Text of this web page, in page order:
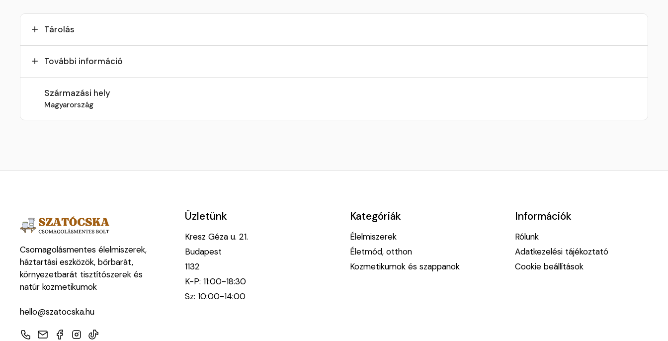
Tárolás
További információ
Származási hely
Magyarország
Csomagolásmentes élelmiszerek,
háztartási eszközök, bőrbarát,
környezetbarát tisztítószerek és
natúr kozmetikumok
hello@szatocska.hu
Üzletünk
Kresz Géza u. 21.
Budapest
1132
K-P: 11:00-18:30
Sz: 10:00-14:00
Kategóriák
Élelmiszerek
Életmód, otthon
Kozmetikumok és szappanok
Információk
Rólunk
Adatkezelési tájékoztató
Cookie beállítások